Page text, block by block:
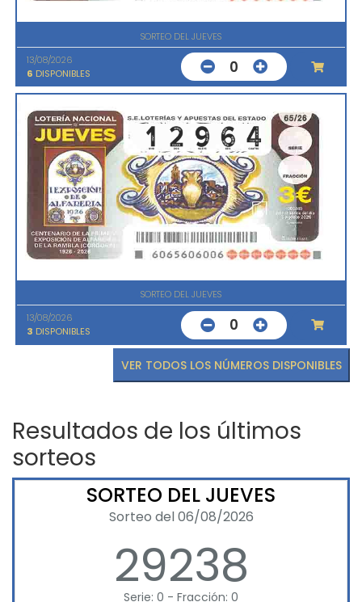
SORTEO DEL JUEVES
13/08/2026
6 DISPONIBLES 0
SORTEO DEL JUEVES
13/08/2026
3 DISPONIBLES 0
VER TODOS LOS NÚMEROS DISPONIBLES
Resultados de los últimos
sorteos
SORTEO DEL JUEVES
Sorteo del 06/08/2026
29238
Serie: 0 - Fracción: 0